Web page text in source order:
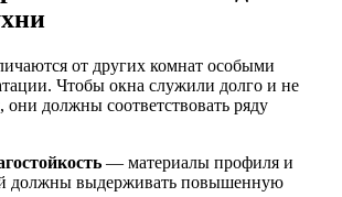
от других комнат особыми
Чтобы окна служили долго и не
они должны соответствовать ряду
— материалы профиля и
должны выдерживать повышенную